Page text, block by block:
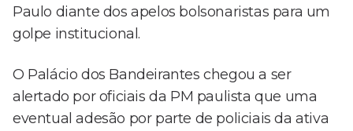
Paulo diante dos apelos bolsonaristas para um
golpe institucional.
O Palácio dos Bandeirantes chegou a ser
alertado por oficiais da PM paulista que uma
eventual adesão por parte de policiais da ativa